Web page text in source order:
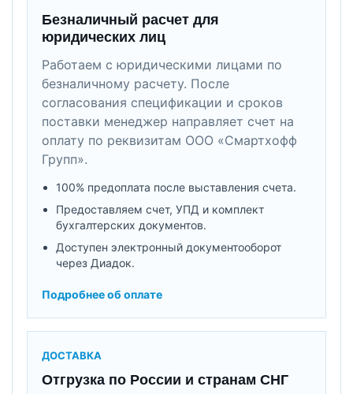
Безналичный расчет для
юридических лиц
Работаем с юридическими лицами по
безналичному расчету. После
согласования спецификации и сроков
поставки менеджер направляет счет на
оплату по реквизитам ООО «Смартхофф
Групп».
100% предоплата после выставления счета.
Предоставляем счет, УПД и комплект
бухгалтерских документов.
Доступен электронный документооборот
через Диадок.
Подробнее об оплате
ДОСТАВКА
Отгрузка по России и странам СНГ